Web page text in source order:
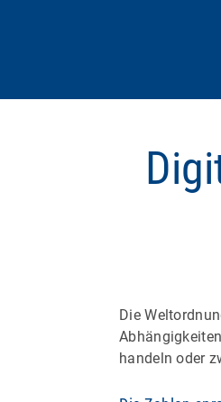
Die
handeln oder